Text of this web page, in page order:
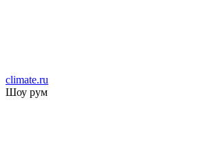
climate.ru
Шоу рум